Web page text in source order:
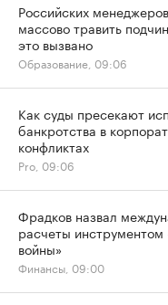
Российских
массово травить
это вызвано
Образование, 09:06
Как суды пресекают
банкротства в
конфликтах
Pro, 09:06
Фрадков назвал
расчеты инструментом
войны»
Финансы, 09:00